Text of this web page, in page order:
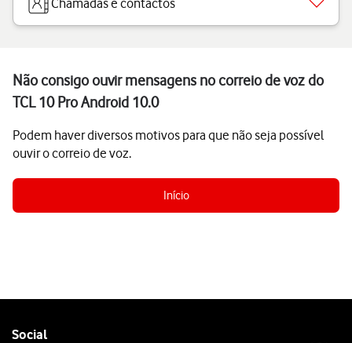
Chamadas e contactos
Não consigo ouvir mensagens no correio de voz do
TCL 10 Pro Android 10.0
Podem haver diversos motivos para que não seja possível
ouvir o correio de voz.
Início
Follow
Social